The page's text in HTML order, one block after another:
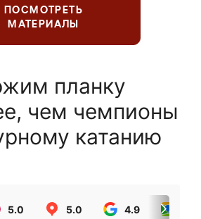
ПОСМОТРЕТЬ
МАТЕРИАЛЫ
планку
чем чемпионы
катанию
5.0 5.0 4.9